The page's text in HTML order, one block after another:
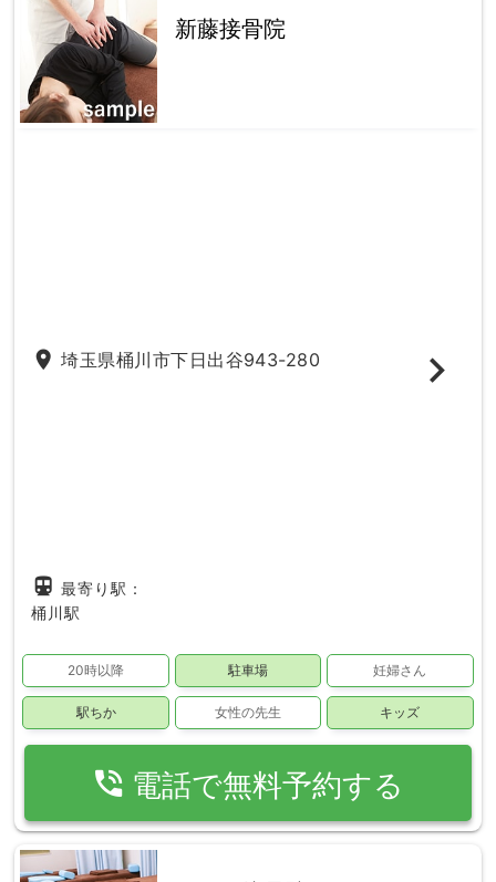
新藤接骨院
place 埼玉県桶川市下日出谷943-280
directions_subway 最寄り駅：
桶川駅
20時以降 駐車場 妊婦さん
駅ちか 女性の先生 キッズ
phone_in_talk 電話で無料予約する